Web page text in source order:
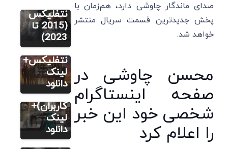
صدای ماندگار چاوشی دارد، هم‌زمان با
پخش جدیدترین قسمت سریال منتشر
خواهد شد.
محسن چاوشی در
صفحه اینستاگرام
شخصی خود این خبر
را اعلام کرد
نتفلیکس
(2015 تا
2023)
12 تا از
بهترین
سریال
های
نتفلیکس+
لینک
دانلود
سریال
11 تا از
بهترین
سریالهای
هندی (نظر
کاربران)+
لینک
دانلود
سریال
11 تا از
بهترین
سریال
های
ترسناک
سریال
9 تا از
بهترین